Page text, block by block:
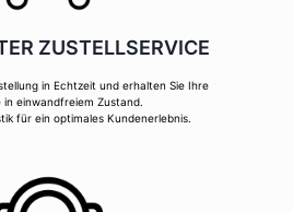
ZUSTELLSERVICE
in Echtzeit und erhalten Sie Ihre
in einwandfreiem Zustand.
für ein optimales Kundenerlebnis.